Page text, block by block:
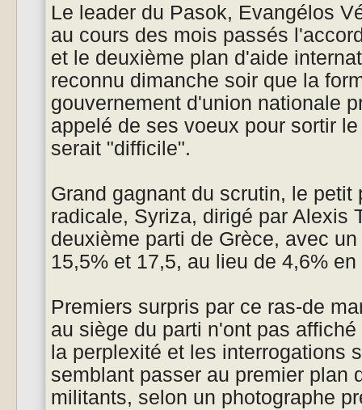
Le leader du Pasok, Evangélos
au cours des mois passés
et le deuxième plan d'aide
reconnu dimanche soir que la
gouvernement d'union nationale
appelé de ses voeux pour sortir
serait "difficile".
Grand gagnant du scrutin, le petit
radicale, Syriza, dirigé par Alexis
deuxième parti de Grèce, avec
15,5% et 17,5, au lieu de 4,6% en
Premiers surpris par ce ras-de
au siège du parti n'ont pas
la perplexité et les interrogations
semblant passer au premier plan
militants, selon un photographe